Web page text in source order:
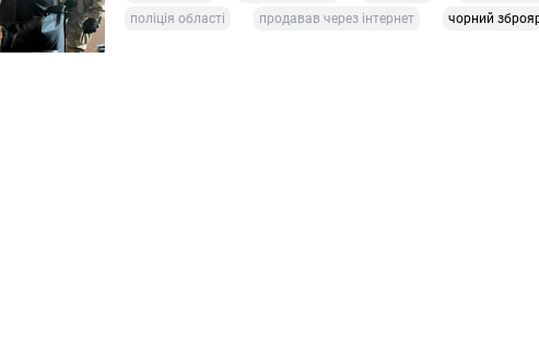
поліція області
продавав через інтернет чорний